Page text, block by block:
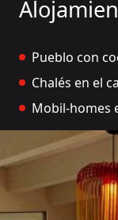
Pueblo con
Chalés en el
Mobil-homes